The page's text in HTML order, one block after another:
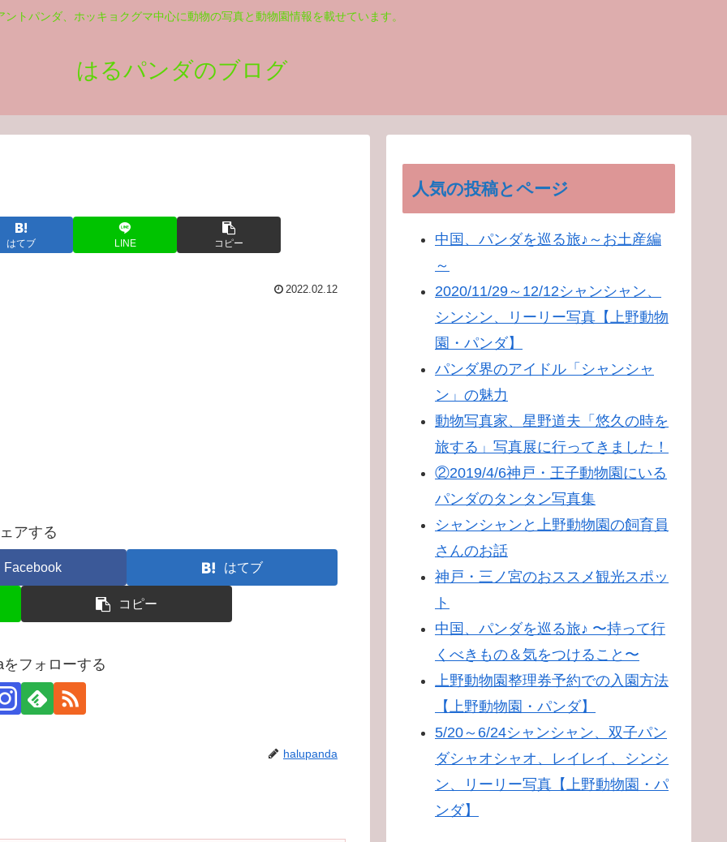
ントパンダ、ホッキョクグマ中心に動物の写真と動物園情報を載せています。
はるパンダのブログ
はてブ LINE コピー
2022.02.12
アする
Facebook はてブ
コピー
をフォローする
halupanda
人気の投稿とページ
中国、パンダを巡る旅♪～お土産編
～
2020/11/29～12/12シャンシャン、
シンシン、リーリー写真【上野動物
園・パンダ】
パンダ界のアイドル「シャンシャ
ン」の魅力
動物写真家、星野道夫「悠久の時を
旅する」写真展に行ってきました！
②2019/4/6神戸・王子動物園にいる
パンダのタンタン写真集
シャンシャンと上野動物園の飼育員
さんのお話
神戸・三ノ宮のおススメ観光スポッ
ト
中国、パンダを巡る旅♪ 〜持って行
くべきもの＆気をつけること〜
上野動物園整理券予約での入園方法
【上野動物園・パンダ】
5/20～6/24シャンシャン、双子パン
ダシャオシャオ、レイレイ、シンシ
ン、リーリー写真【上野動物園・パ
ンダ】